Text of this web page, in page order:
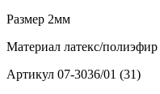
Размер 2мм
Материал латекс/полиэфир
Артикул 07-3036/01 (31)